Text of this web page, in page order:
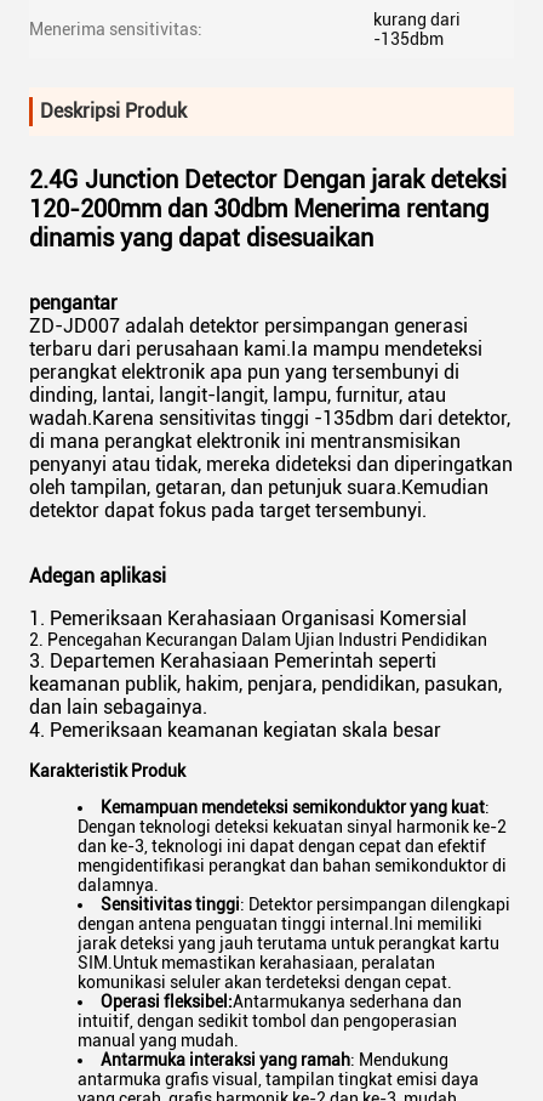
Menerima sensitivitas:
kurang dari
-135dbm
Deskripsi Produk
2.4G Junction Detector Dengan jarak deteksi
120-200mm dan 30dbm Menerima rentang
dinamis yang dapat disesuaikan
pengantar
ZD-JD007 adalah detektor persimpangan generasi
terbaru dari perusahaan kami.Ia mampu mendeteksi
perangkat elektronik apa pun yang tersembunyi di
dinding, lantai, langit-langit, lampu, furnitur, atau
wadah.Karena sensitivitas tinggi -135dbm dari detektor,
di mana perangkat elektronik ini mentransmisikan
penyanyi atau tidak, mereka dideteksi dan diperingatkan
oleh tampilan, getaran, dan petunjuk suara.Kemudian
detektor dapat fokus pada target tersembunyi.
Adegan aplikasi
1. Pemeriksaan Kerahasiaan Organisasi Komersial
2. Pencegahan Kecurangan Dalam Ujian Industri Pendidikan
3. Departemen Kerahasiaan Pemerintah seperti
keamanan publik, hakim, penjara, pendidikan, pasukan,
dan lain sebagainya.
4. Pemeriksaan keamanan kegiatan skala besar
Karakteristik Produk
Kemampuan mendeteksi semikonduktor yang kuat:
Dengan teknologi deteksi kekuatan sinyal harmonik ke-2
dan ke-3, teknologi ini dapat dengan cepat dan efektif
mengidentifikasi perangkat dan bahan semikonduktor di
dalamnya.
Sensitivitas tinggi: Detektor persimpangan dilengkapi
dengan antena penguatan tinggi internal.Ini memiliki
jarak deteksi yang jauh terutama untuk perangkat kartu
SIM.Untuk memastikan kerahasiaan, peralatan
komunikasi seluler akan terdeteksi dengan cepat.
Operasi fleksibel:Antarmukanya sederhana dan
intuitif, dengan sedikit tombol dan pengoperasian
manual yang mudah.
Antarmuka interaksi yang ramah: Mendukung
antarmuka grafis visual, tampilan tingkat emisi daya